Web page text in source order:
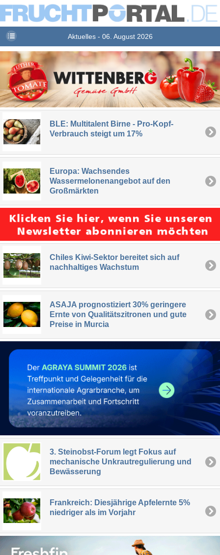
Aktuelles - 06. August 2026
BLE: Multitalent Birne - Pro-Kopf-
Verbrauch steigt um 17%
Europa: Wachsendes
Wassermelonenangebot auf den
Großmärkten
Chiles Kiwi-Sektor bereitet sich auf
nachhaltiges Wachstum
ASAJA prognostiziert 30% geringere
Ernte von Qualitätszitronen und gute
Preise in Murcia
3. Steinobst-Forum legt Fokus auf
mechanische Unkrautregulierung und
Bewässerung
Frankreich: Diesjährige Apfelernte 5%
niedriger als im Vorjahr